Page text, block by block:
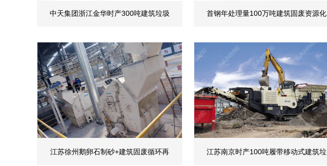
中天集团浙江金华时产300吨建筑垃圾 首钢年处理量100万吨建筑固废资源化
江苏徐州鹅卵石制砂+建筑固废循环再 江苏南京时产100吨履带移动式建筑垃